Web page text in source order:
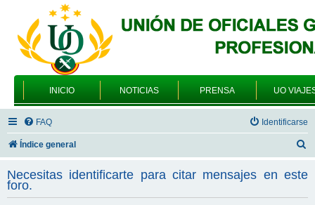
INICIO NOTICIAS PRENSA UO
FAQ Identificarse
Índice general
c
Necesitas identificarte para citar mensajes en este
foro.